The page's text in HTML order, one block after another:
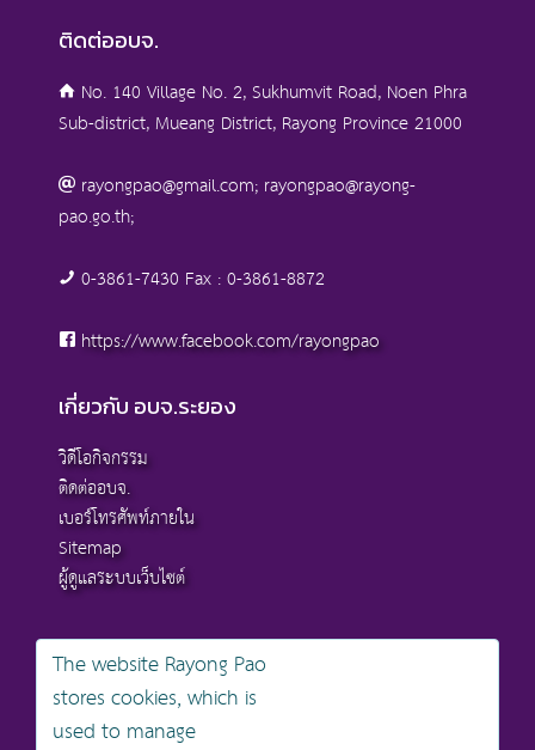
ติดต่ออบจ.
No. 140 Village No. 2, Sukhumvit Road, Noen Phra
Sub-district, Mueang District, Rayong Province 21000
rayongpao@gmail.com; rayongpao@rayong-
pao.go.th;
0-3861-7430 Fax : 0-3861-8872
https://www.facebook.com/rayongpao
เกี่ยวกับ อบจ.ระยอง
วิดีโอกิจกรรม
ติดต่ออบจ.
เบอร์โทรศัพท์ภายใน
Sitemap
ผู้ดูแลระบบเว็บไซต์
สงวนลิขสิทธิ์ © 2568 , องค์การบริหารส่วนจังหวัดระยอง
นโยบายการคุ้มครองข้อมูลส่วนบุคคล
The website Rayong Pao
stores cookies, which is
used to manage